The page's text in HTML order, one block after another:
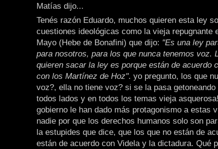
Matías dijo...
Tenés razón Eduardo, muchos quieren esta ley
cuestiones ideológicas como la vieja repugnante
Mayo (Hebe de Bonafini) que dijo: "Es una ley
para nosotros, para los que nunca tenemos voz.
quieren sacar la ley es porque están de acuerdo
con los Martínez de Hoz". yo pregunto, los que
voz?, ella no tiene voz? si se la pasa
todos lados y en todos los temas vieja
gobierno le han dado más protagonismo a estas
nadie por que los derechos humanos solo son
la estupides que dice, que los que no están de
están de acuerdo con Videla y la dictadura. Qué